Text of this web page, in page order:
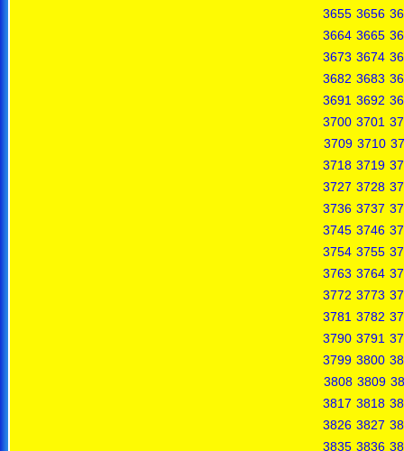
3655 3656
3664 3665
3673 3674
3682 3683
3691 3692
3700 3701
3709 3710
3718 3719
3727 3728
3736 3737
3745 3746
3754 3755
3763 3764
3772 3773
3781 3782
3790 3791
3799 3800
3808 3809
3817 3818
3826 3827
3835 3836